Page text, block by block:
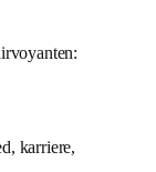
karriere,